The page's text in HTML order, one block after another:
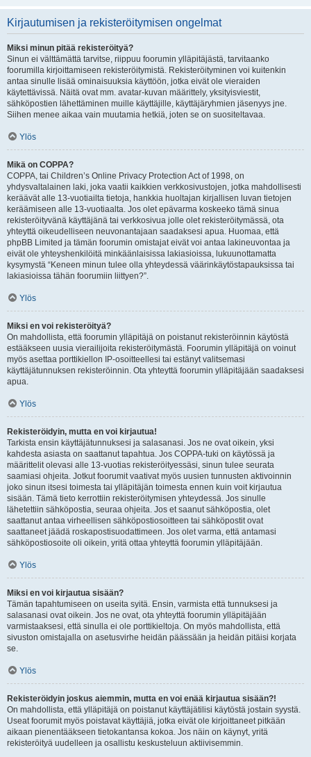
Kirjautumisen ja rekisteröitymisen ongelmat
Miksi minun pitää rekisteröityä?
Sinun ei välttämättä tarvitse, riippuu foorumin ylläpitäjästä, tarvitaanko
foorumilla kirjoittamiseen rekisteröitymistä. Rekisteröityminen voi kuitenkin
antaa sinulle lisää ominaisuuksia käyttöön, jotka eivät ole vieraiden
käytettävissä. Näitä ovat mm. avatar-kuvan määrittely, yksityisviestit,
sähköpostien lähettäminen muille käyttäjille, käyttäjäryhmien jäsenyys jne.
Siihen menee aikaa vain muutamia hetkiä, joten se on suositeltavaa.
Ylös
Mikä on COPPA?
COPPA, tai Children’s Online Privacy Protection Act of 1998, on
yhdysvaltalainen laki, joka vaatii kaikkien verkkosivustojen, jotka mahdollisesti
keräävät alle 13-vuotiailta tietoja, hankkia huoltajan kirjallisen luvan tietojen
keräämiseen alle 13-vuotiaalta. Jos olet epävarma koskeeko tämä sinua
rekisteröityvänä käyttäjänä tai verkkosivua jolle olet rekisteröitymässä, ota
yhteyttä oikeudelliseen neuvonantajaan saadaksesi apua. Huomaa, että
phpBB Limited ja tämän foorumin omistajat eivät voi antaa lakineuvontaa ja
eivät ole yhteyshenkilöitä minkäänlaisissa lakiasioissa, lukuunottamatta
kysymystä “Keneen minun tulee olla yhteydessä väärinkäytöstapauksissa tai
lakiasioissa tähän foorumiin liittyen?”.
Ylös
Miksi en voi rekisteröityä?
On mahdollista, että foorumin ylläpitäjä on poistanut rekisteröinnin käytöstä
estääkseen uusia vierailijoita rekisteröitymästä. Foorumin ylläpitäjä on voinut
myös asettaa porttikiellon IP-osoitteellesi tai estänyt valitsemasi
käyttäjätunnuksen rekisteröinnin. Ota yhteyttä foorumin ylläpitäjään saadaksesi
apua.
Ylös
Rekisteröidyin, mutta en voi kirjautua!
Tarkista ensin käyttäjätunnuksesi ja salasanasi. Jos ne ovat oikein, yksi
kahdesta asiasta on saattanut tapahtua. Jos COPPA-tuki on käytössä ja
määrittelit olevasi alle 13-vuotias rekisteröityessäsi, sinun tulee seurata
saamiasi ohjeita. Jotkut foorumit vaativat myös uusien tunnusten aktivoinnin
joko sinun itsesi toimesta tai ylläpitäjän toimesta ennen kuin voit kirjautua
sisään. Tämä tieto kerrottiin rekisteröitymisen yhteydessä. Jos sinulle
lähetettiin sähköpostia, seuraa ohjeita. Jos et saanut sähköpostia, olet
saattanut antaa virheellisen sähköpostiosoitteen tai sähköpostit ovat
saattaneet jäädä roskapostisuodattimeen. Jos olet varma, että antamasi
sähköpostiosoite oli oikein, yritä ottaa yhteyttä foorumin ylläpitäjään.
Ylös
Miksi en voi kirjautua sisään?
Tämän tapahtumiseen on useita syitä. Ensin, varmista että tunnuksesi ja
salasanasi ovat oikein. Jos ne ovat, ota yhteyttä foorumin ylläpitäjään
varmistaaksesi, että sinulla ei ole porttikieltoja. On myös mahdollista, että
sivuston omistajalla on asetusvirhe heidän päässään ja heidän pitäisi korjata
se.
Ylös
Rekisteröidyin joskus aiemmin, mutta en voi enää kirjautua sisään?!
On mahdollista, että ylläpitäjä on poistanut käyttäjätilisi käytöstä jostain syystä.
Useat foorumit myös poistavat käyttäjiä, jotka eivät ole kirjoittaneet pitkään
aikaan pienentääkseen tietokantansa kokoa. Jos näin on käynyt, yritä
rekisteröityä uudelleen ja osallistu keskusteluun aktiivisemmin.